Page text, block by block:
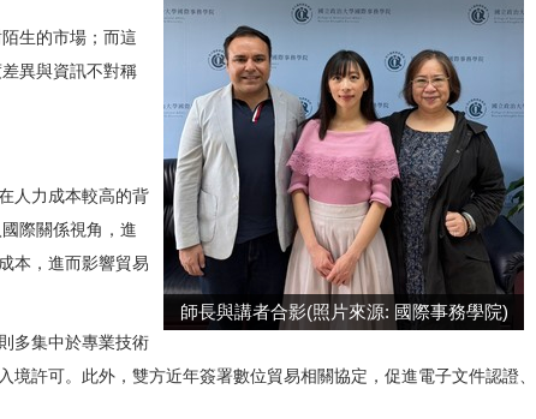
師長與講者合影(照片來源: 國際事務學院)
生的市場；而這
異與資訊不對稱
人力成本較高的背
際關係視角，進
本，進而影響貿易
多集中於專業技術
許可。此外，雙方近年簽署數位貿易相關協定，促進電子文件認證、